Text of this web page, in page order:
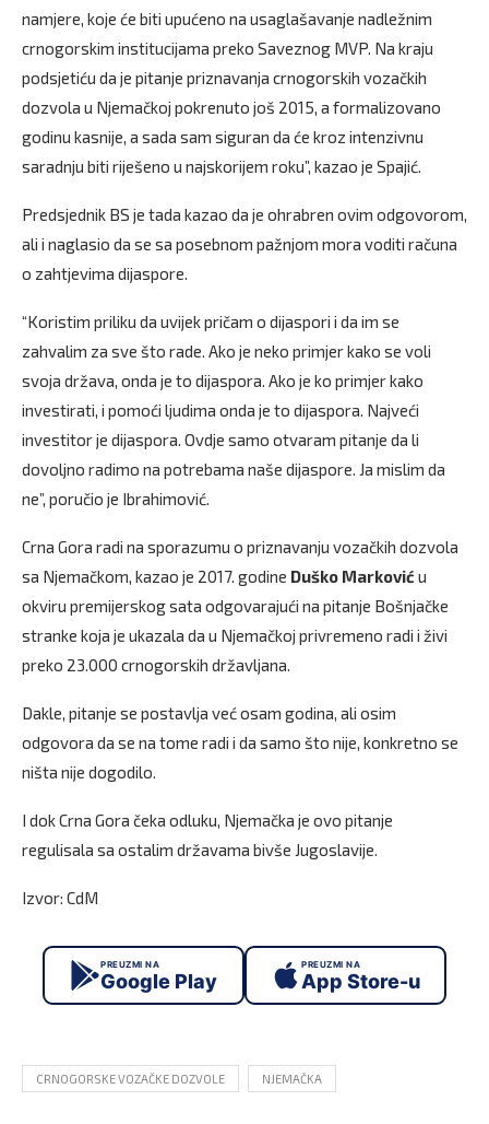
namjere, koje će biti upućeno na usaglašavanje nadležnim
crnogorskim institucijama preko Saveznog MVP. Na kraju
podsjetiću da je pitanje priznavanja crnogorskih vozačkih
dozvola u Njemačkoj pokrenuto još 2015, a formalizovano
godinu kasnije, a sada sam siguran da će kroz intenzivnu
saradnju biti riješeno u najskorijem roku”, kazao je Spajić.
Predsjednik BS je tada kazao da je ohrabren ovim odgovorom,
ali i naglasio da se sa posebnom pažnjom mora voditi računa
o zahtjevima dijaspore.
“Koristim priliku da uvijek pričam o dijaspori i da im se
zahvalim za sve što rade. Ako je neko primjer kako se voli
svoja država, onda je to dijaspora. Ako je ko primjer kako
investirati, i pomoći ljudima onda je to dijaspora. Najveći
investitor je dijaspora. Ovdje samo otvaram pitanje da li
dovoljno radimo na potrebama naše dijaspore. Ja mislim da
ne”, poručio je Ibrahimović.
Crna Gora radi na sporazumu o priznavanju vozačkih dozvola
sa Njemačkom, kazao je 2017. godine Duško Marković u
okviru premijerskog sata odgovarajući na pitanje Bošnjačke
stranke koja je ukazala da u Njemačkoj privremeno radi i živi
preko 23.000 crnogorskih državljana.
Dakle, pitanje se postavlja već osam godina, ali osim
odgovora da se na tome radi i da samo što nije, konkretno se
ništa nije dogodilo.
I dok Crna Gora čeka odluku, Njemačka je ovo pitanje
regulisala sa ostalim državama bivše Jugoslavije.
Izvor: CdM
PREUZMI NA
Google Play
PREUZMI NA
App Store-u
CRNOGORSKE VOZAČKE DOZVOLE NJEMAČKA